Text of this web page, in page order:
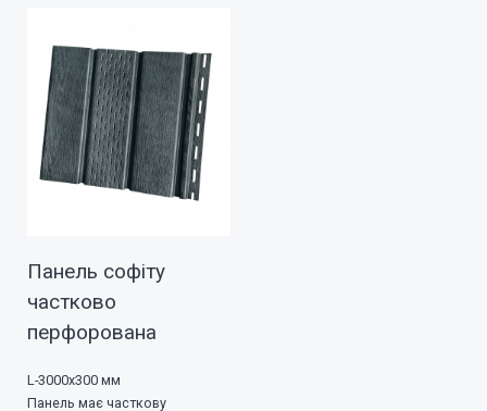
Панель софіту
частково
перфорована
L-3000х300 мм
Панель має часткову